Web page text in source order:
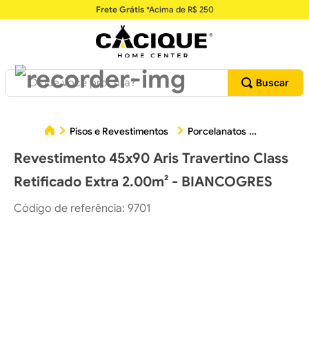
Frete Grátis*Acima de R$ 250
O que você procura?
Pisos e Revestimentos Porcelanatos
Revestimento 45x90 Aris Travertino Class
Retificado Extra 2.00m² - BIANCOGRES
Código de referência: 9701